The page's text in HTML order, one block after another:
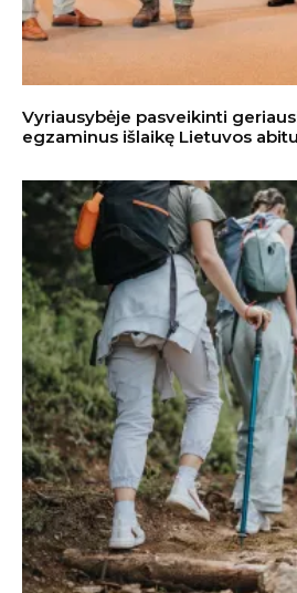
Vyriausybėje pasveikinti
egzaminus išlaikę Lietuvos